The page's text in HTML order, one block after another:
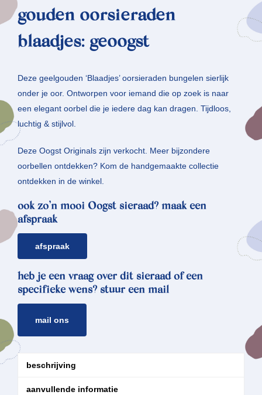
gouden oorsieraden
blaadjes: geoogst
Deze geelgouden ‘Blaadjes’ oorsieraden bungelen sierlijk
onder je oor. Ontworpen voor iemand die op zoek is naar
een elegant oorbel die je iedere dag kan dragen. Tijdloos,
luchtig & stijlvol.
Deze Oogst Originals zijn verkocht. Meer bijzondere
oorbellen ontdekken? Kom de handgemaakte collectie
ontdekken in de winkel.
ook zo’n mooi Oogst sieraad? maak een
afspraak
afspraak
heb je een vraag over dit sieraad of een
specifieke wens? stuur een mail
mail ons
beschrijving
aanvullende informatie